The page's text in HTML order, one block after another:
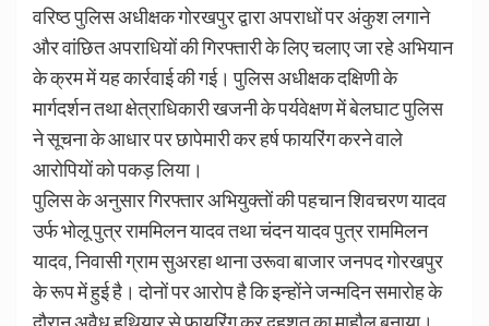
वरिष्ठ पुलिस अधीक्षक गोरखपुर द्वारा अपराधों पर अंकुश लगाने
और वांछित अपराधियों की गिरफ्तारी के लिए चलाए जा रहे अभियान
के क्रम में यह कार्रवाई की गई। पुलिस अधीक्षक दक्षिणी के
मार्गदर्शन तथा क्षेत्राधिकारी खजनी के पर्यवेक्षण में बेलघाट पुलिस
ने सूचना के आधार पर छापेमारी कर हर्ष फायरिंग करने वाले
आरोपियों को पकड़ लिया।
पुलिस के अनुसार गिरफ्तार अभियुक्तों की पहचान शिवचरण यादव
उर्फ भोलू पुत्र राममिलन यादव तथा चंदन यादव पुत्र राममिलन
यादव, निवासी ग्राम सुअरहा थाना उरूवा बाजार जनपद गोरखपुर
के रूप में हुई है। दोनों पर आरोप है कि इन्होंने जन्मदिन समारोह के